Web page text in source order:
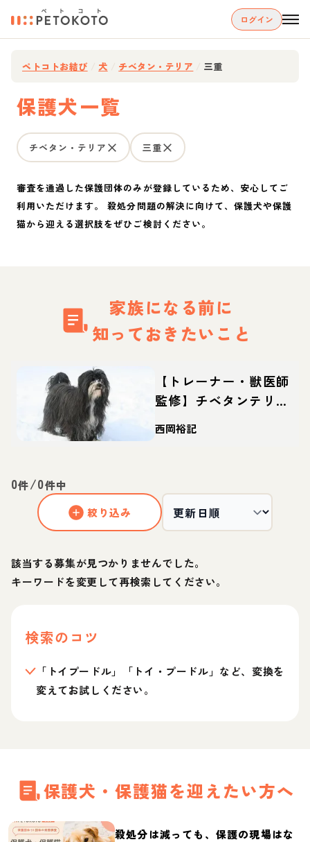
ログイン
ペトコトお結び 犬 チベタン・テリア 三重
保護犬一覧
チベタン・テリア 三重
審査を通過した保護団体のみが登録しているため、安心してご
利用いただけます。 殺処分問題の解決に向けて、保護犬や保護
猫から迎える選択肢をぜひご検討ください。
家族になる前に
知っておきたいこと
【トレーナー・獣医師
監修】チベタンテリア
ってどんな犬？性格・
特徴・育て方・迎え方
西岡裕記
0件/0件中
絞り込み
該当する募集が見つかりませんでした。
キーワードを変更して再検索してください。
検索のコツ
「トイプードル」「トイ・プードル」など、変換を
変えてお試しください。
保護犬・保護猫を迎えたい方へ
殺処分は減っても、保護の現場はな